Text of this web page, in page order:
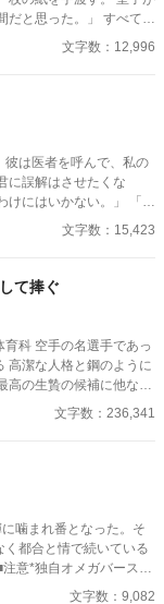
文字数：12,996
彼は医者を呼んで、私の
に誤解はさせたくな
けにはいかない。」 「君
印をつけたまま、他の
。」 彼は冷たく、けれ
君を傷つけたりはしな
来て、席につけよ。」
訳なく思っておりま
文章はAI作品ではあり
います。 もし読んでくだ
だけましたら、 本当に
文字数：15,423
て捧ぐ
であっ
信奉者達が暗躍する 意
文字数：236,341
噛まれ番となった。そ
都合と情で続いている
意*独自オメガバース設
定です。関係は一切な
文字数：9,082